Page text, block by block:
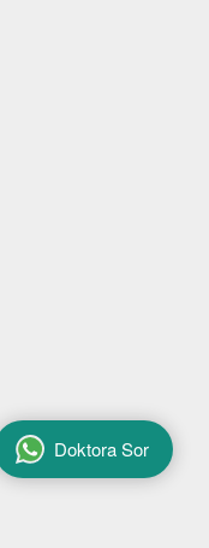
Doktora Sor